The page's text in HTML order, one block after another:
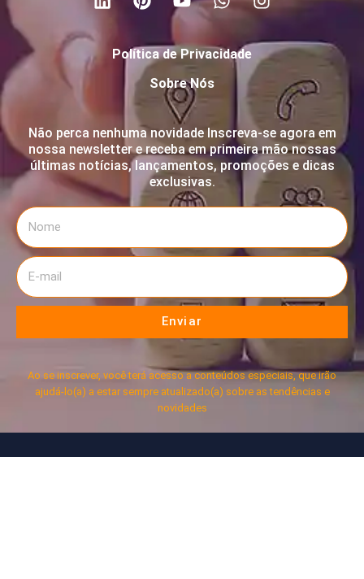
Política de Privacidade
Sobre Nós
Não perca nenhuma novidade Inscreva-se agora em
nossa newsletter e receba em primeira mão nossas
últimas notícias, lançamentos, promoções e dicas
exclusivas.
Enviar
Ao se inscrever, você terá acesso a conteúdos especiais, que irão
ajudá-lo(a) a estar sempre atualizado(a) sobre as tendências e
novidades